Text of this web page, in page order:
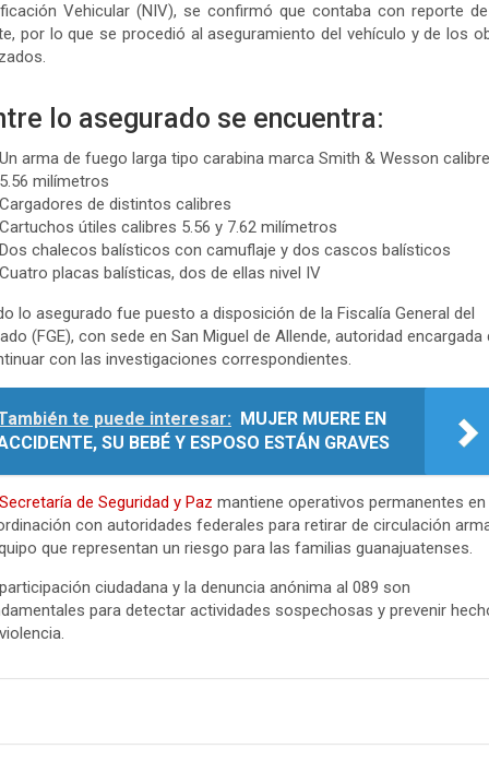
Vehicular (NIV), se confirmó que contaba con reporte
por lo que se procedió al aseguramiento del vehículo y de los
lo asegurado se encuentra:
Un arma de fuego larga tipo carabina marca Smith & Wesson calibre
5.56 milímetros
Cargadores de distintos calibres
Cartuchos útiles calibres 5.56 y 7.62 milímetros
Dos chalecos balísticos con camuflaje y dos cascos balísticos
Cuatro placas balísticas, dos de ellas nivel IV
lo asegurado fue puesto a disposición de la Fiscalía General del
(FGE), con sede en San Miguel de Allende, autoridad encargada
con las investigaciones correspondientes.
te puede interesar:
MUJER MUERE EN
SU BEBÉ Y ESPOSO ESTÁN GRAVES
Secretaría de Seguridad y Paz mantiene operativos permanentes en
con autoridades federales para retirar de circulación
que representan un riesgo para las familias guanajuatenses.
ciudadana y la denuncia anónima al 089 son
para detectar actividades sospechosas y prevenir